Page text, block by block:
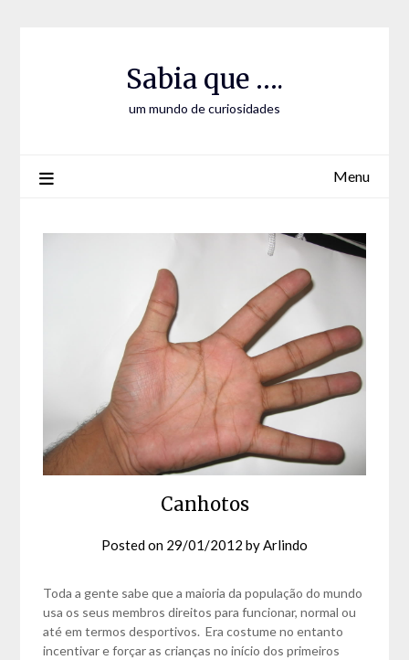
Sabia que ….
um mundo de curiosidades
Menu
Canhotos
Posted on 29/01/2012 byArlindo
Toda a gente sabe que a maioria da população do mundo
usa os seus membros direitos para funcionar, normal ou
até em termos desportivos. Era costume no entanto
incentivar e forçar as crianças no início dos primeiros